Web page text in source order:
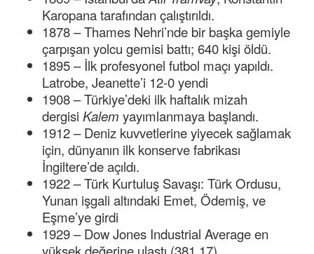
Karopana tarafından çalıştırıldı.
1878 – Thames Nehri’nde bir başka gemiyle
çarpışan yolcu gemisi battı; 640 kişi öldü.
1895 – İlk profesyonel futbol maçı yapıldı.
Latrobe, Jeanette’i 12-0 yendi
1908 – Türkiye’deki ilk haftalık mizah
dergisi Kalem yayımlanmaya başlandı.
1912 – Deniz kuvvetlerine yiyecek sağlamak
için, dünyanın ilk konserve fabrikası
İngiltere’de açıldı.
1922 – Türk Kurtuluş Savaşı: Türk Ordusu,
Yunan işgali altındaki Emet, Ödemiş, ve
Eşme’ye girdi
1929 – Dow Jones Industrial Average en